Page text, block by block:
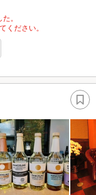
。
ください。